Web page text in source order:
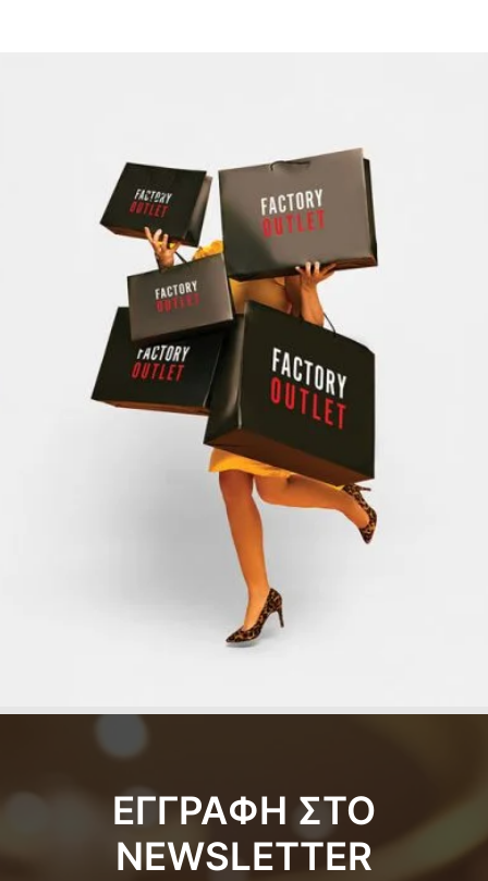
ΕΓΓΡΑΦΗ ΣΤΟ
NEWSLETTER